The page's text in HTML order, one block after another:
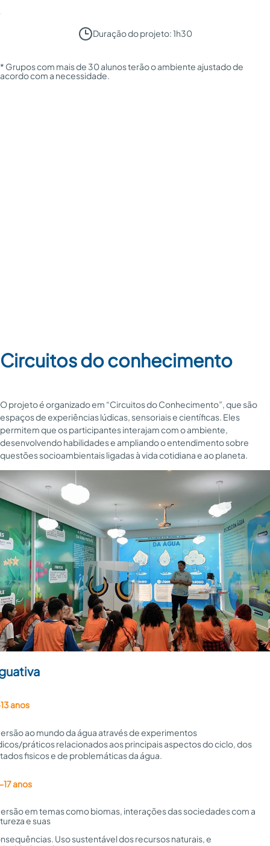
Duração do projeto: 1h30
* Grupos com mais de 30 alunos terão o ambiente ajustado de
acordo com a necessidade.
Circuitos do conhecimento
O projeto é organizado em “Circuitos do Conhecimento”, que são
espaços de experiências lúdicas, sensoriais e científicas. Eles
permitem que os participantes interajam com o ambiente,
desenvolvendo habilidades e ampliando o entendimento sobre
questões socioambientais ligadas à vida cotidiana e ao planeta.
anos
ao mundo da água através de experimentos
práticos relacionados aos principais aspectos do ciclo, dos
fisicos e de problemáticas da água.
17 anos
em temas como biomas, interações das sociedades com a
e suas
Uso sustentável dos recursos naturais, e